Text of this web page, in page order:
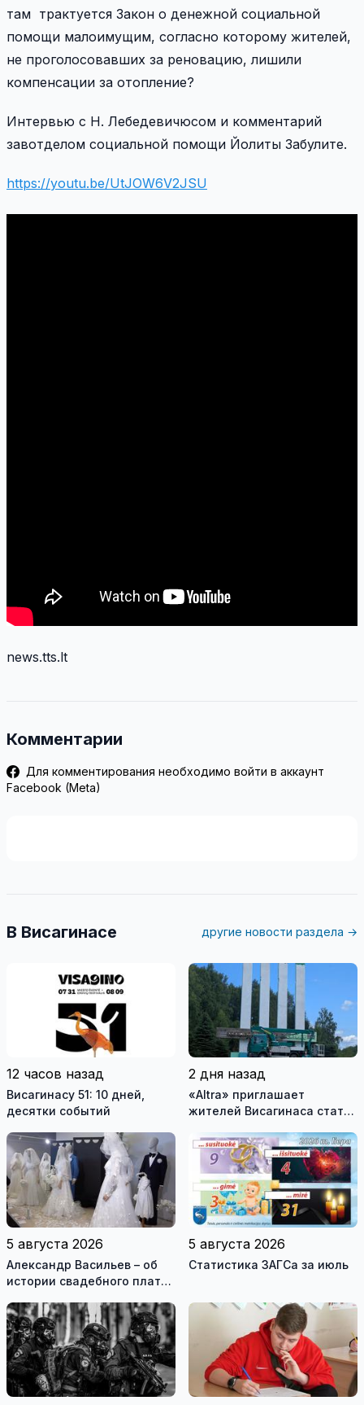
там трактуется Закон о денежной социальной
помощи малоимущим, согласно которому жителей,
не проголосовавших за реновацию, лишили
компенсации за отопление?
Интервью с Н. Лебедевичюсом и комментарий
завотделом социальной помощи Йолиты Забулите.
https://youtu.be/UtJOW6V2JSU
news.tts.lt
Комментарии
Для комментирования необходимо войти в аккаунт
Facebook (Meta)
В Висагинасе другие новости раздела →
12 часов назад
Висагинасу 51: 10 дней,
десятки событий
2 дня назад
«Altra» приглашает
жителей Висагинаса стать
обновлённой стелы
5 августа 2026
Александр Васильев – об
истории свадебного платья
истории моды (видео)
5 августа 2026
Статистика ЗАГСа за июль